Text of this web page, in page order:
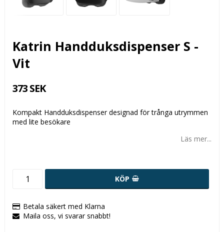
Katrin Handduksdispenser S -
Vit
373 SEK
Kompakt Handduksdispenser designad för trånga utrymmen
med lite besökare
Läs mer...
KÖP
Betala säkert med Klarna
Maila oss, vi svarar snabbt!